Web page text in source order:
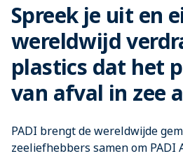
Spreek je uit en
wereldwijd
plastics dat het
van afval in zee
PADI brengt de wereldwijde
zeeliefhebbers samen om PADI